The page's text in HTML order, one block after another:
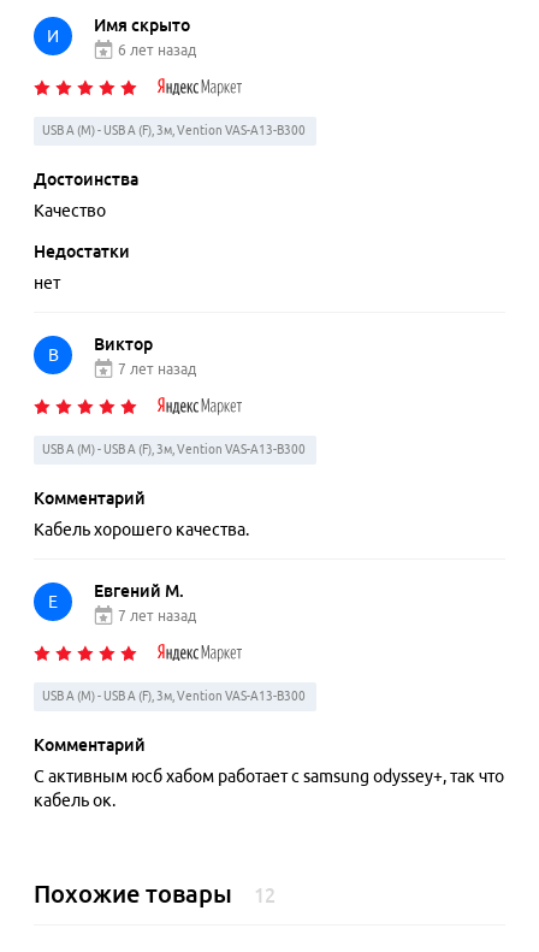
И
Имя скрыто
6 лет назад
USB A (M) - USB A (F), 3м, Vention VAS-A13-B300
Достоинства
Качество
Недостатки
нет
В
Виктор
7 лет назад
USB A (M) - USB A (F), 3м, Vention VAS-A13-B300
Комментарий
Кабель хорошего качества.
Е
Евгений М.
7 лет назад
USB A (M) - USB A (F), 3м, Vention VAS-A13-B300
Комментарий
С активным юсб хабом работает с samsung odyssey+, так что
кабель ок.
Похожие товары 12